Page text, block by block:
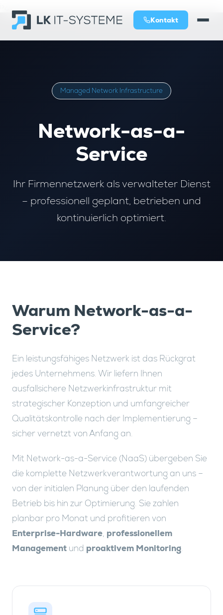
Kontakt
Managed Network Infrastructure
Network-as-a-
Service
Ihr Firmennetzwerk als verwalteter Dienst
– professionell geplant, betrieben und
kontinuierlich optimiert.
Warum Network-as-a-
Service?
Ein leistungsfähiges Netzwerk ist das Rückgrat
jedes Unternehmens. Wir liefern Ihnen
ausfallsichere Netzwerkinfrastruktur mit
strategischer Konzeption und umfangreicher
Qualitätskontrolle nach der Implementierung –
sicher vernetzt von Anfang an.
Mit Network-as-a-Service (NaaS) übergeben Sie
die komplette Netzwerkverantwortung an uns –
von der initialen Planung über den laufenden
Betrieb bis hin zur Optimierung. Sie zahlen
planbar pro Monat und profitieren von
Enterprise-Hardware, professionellem
Management und proaktivem Monitoring.